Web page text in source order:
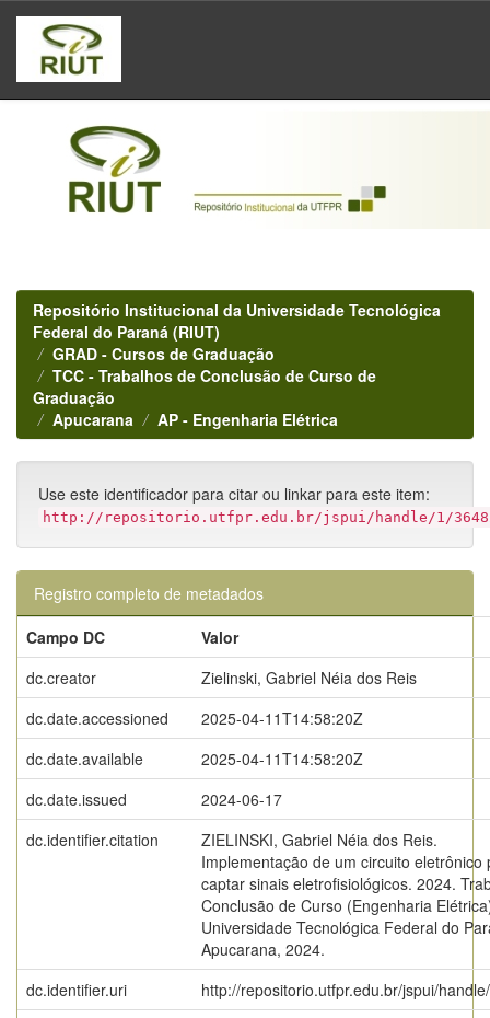
Skip
navigation
Repositório Institucional da Universidade Tecnológica
Federal do Paraná (RIUT)
GRAD - Cursos de Graduação
TCC - Trabalhos de Conclusão de Curso de
Graduação
Apucarana
AP - Engenharia Elétrica
Use este identificador para citar ou linkar para este item:
http://repositorio.utfpr.edu.br/jspui/handle/1/
Registro completo de metadados
Campo DC
Valor
dc.creator
Zielinski, Gabriel Néia dos Reis
dc.date.accessioned
2025-04-11T14:58:20Z
dc.date.available
2025-04-11T14:58:20Z
dc.date.issued
2024-06-17
dc.identifier.citation
ZIELINSKI, Gabriel Néia dos Reis.
Implementação de um circuito eletrônico
captar sinais eletrofisiológicos. 2024.
Conclusão de Curso (Engenharia
Universidade Tecnológica Federal do
Apucarana, 2024.
dc.identifier.uri
http://repositorio.utfpr.edu.br/jspui/